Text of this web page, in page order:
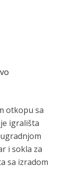
otkopu sa
igrališta
i sokla za
sa izradom